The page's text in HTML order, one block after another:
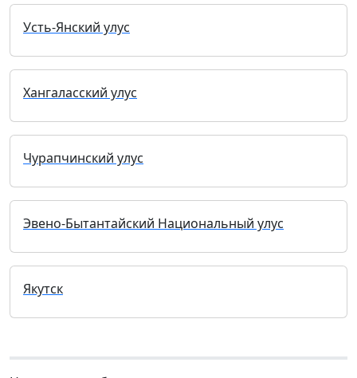
Усть-Янский улус
Хангаласский улус
Чурапчинский улус
Эвено-Бытантайский Национальный улус
Якутск